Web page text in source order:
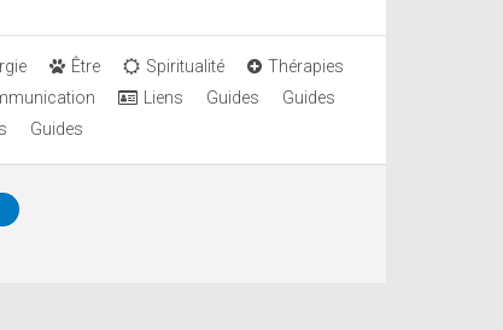
Être Spiritualité
Thérapies
Liens Guides
Guides
Guides